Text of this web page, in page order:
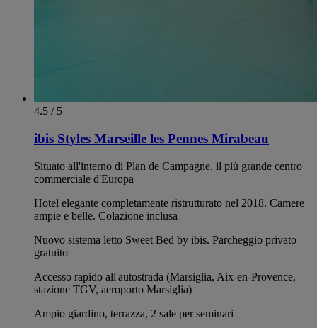
4.5 / 5
ibis Styles Marseille les Pennes Mirabeau
Situato all'interno di Plan de Campagne, il più grande centro
commerciale d'Europa
Hotel elegante completamente ristrutturato nel 2018. Camere
ampie e belle. Colazione inclusa
Nuovo sistema letto Sweet Bed by ibis. Parcheggio privato
gratuito
Accesso rapido all'autostrada (Marsiglia, Aix-en-Provence,
stazione TGV, aeroporto Marsiglia)
Ampio giardino, terrazza, 2 sale per seminari